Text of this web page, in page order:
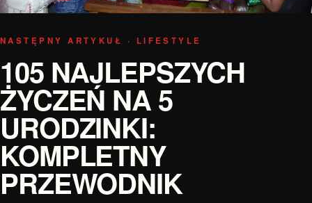
NASTĘPNY ARTYKUŁ · LIFESTYLE
105 NAJLEPSZYCH
ŻYCZEŃ NA 5
URODZINKI:
KOMPLETNY
PRZEWODNIK